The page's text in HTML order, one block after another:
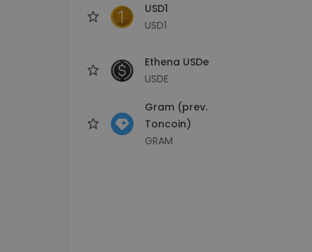
USD1
USD1
Ethena USDe
USDE
Gram (prev.
Toncoin)
GRAM